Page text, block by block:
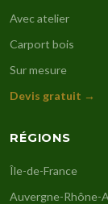
Avec atelier
Carport bois
Sur mesure
Devis gratuit →
RÉGIONS
Île-de-France
Auvergne-Rhône-